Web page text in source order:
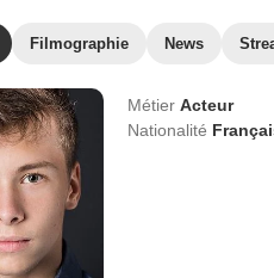
Filmographie News
Métier Acteur
Nationalité